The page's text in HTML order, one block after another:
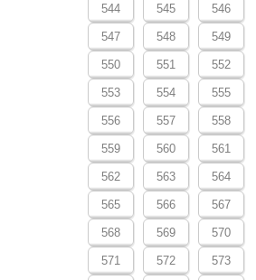
544 545 546
547 548 549
550 551 552
553 554 555
556 557 558
559 560 561
562 563 564
565 566 567
568 569 570
571 572 573